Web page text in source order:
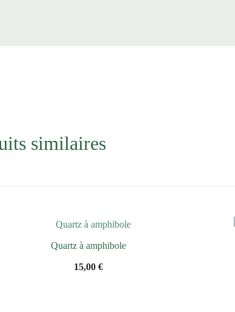
similaires
Quartz à amphibole
15,00 €